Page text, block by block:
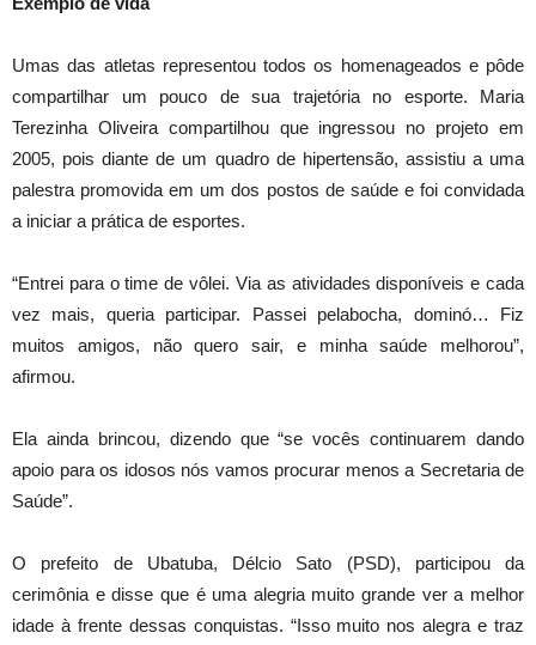
Umas das atletas representou todos os homenageados e pôde
compartilhar um pouco de sua trajetória no esporte. Maria
Terezinha Oliveira compartilhou que ingressou no projeto em
2005, pois diante de um quadro de hipertensão, assistiu a uma
palestra promovida em um dos postos de saúde e foi convidada
a iniciar a prática de esportes.
“Entrei para o time de vôlei. Via as atividades disponíveis e cada
vez mais, queria participar. Passei pelabocha, dominó… Fiz
muitos amigos, não quero sair, e minha saúde melhorou”,
afirmou.
Ela ainda brincou, dizendo que “se vocês continuarem dando
apoio para os idosos nós vamos procurar menos a Secretaria de
Saúde”.
O prefeito de Ubatuba, Délcio Sato (PSD), participou da
cerimônia e disse que é uma alegria muito grande ver a melhor
idade à frente dessas conquistas. “Isso muito nos alegra e traz